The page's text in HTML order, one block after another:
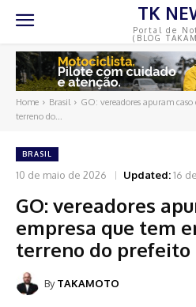
TK
Portal de
(BLOG
Home Brasil
GO: vereadores apuram
terreno do...
BRASIL
10 de maio de 2026 Updated:16
GO: vereadores
empresa que tem
terreno do prefeito
By TAKAMOTO